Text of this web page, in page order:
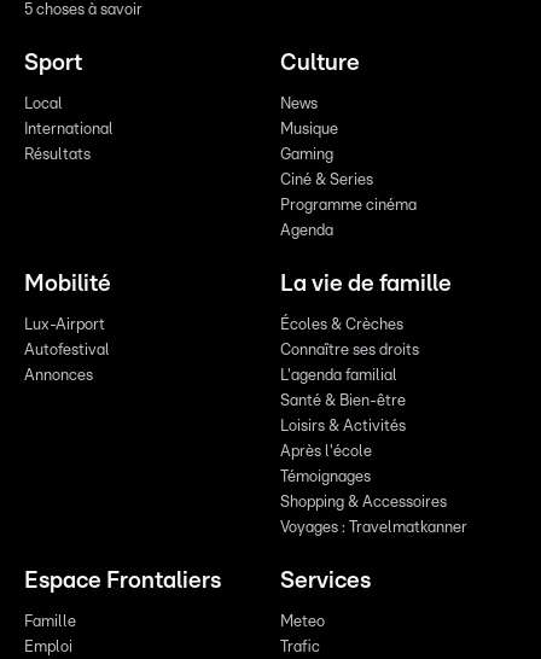
5 choses à savoir
Sport
Local
International
Résultats
Culture
News
Musique
Gaming
Ciné & Series
Programme cinéma
Agenda
Mobilité
Lux-Airport
Autofestival
Annonces
La vie de famille
Écoles & Crèches
Connaître ses droits
L'agenda familial
Santé & Bien-être
Loisirs & Activités
Après l'école
Témoignages
Shopping & Accessoires
Voyages : Travelmatkanner
Espace Frontaliers
Famille
Emploi
Services
Meteo
Trafic